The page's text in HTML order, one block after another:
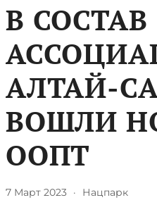
​В СОСТАВ
АЛТАЙ-
ВОШЛИ
ООПТ
7 Март 2023 · Нацпарк